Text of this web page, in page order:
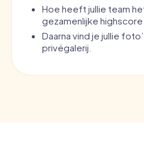
Hoe heeft jullie team
gezamenlijke
Daarna vind je jullie
privégalerij.